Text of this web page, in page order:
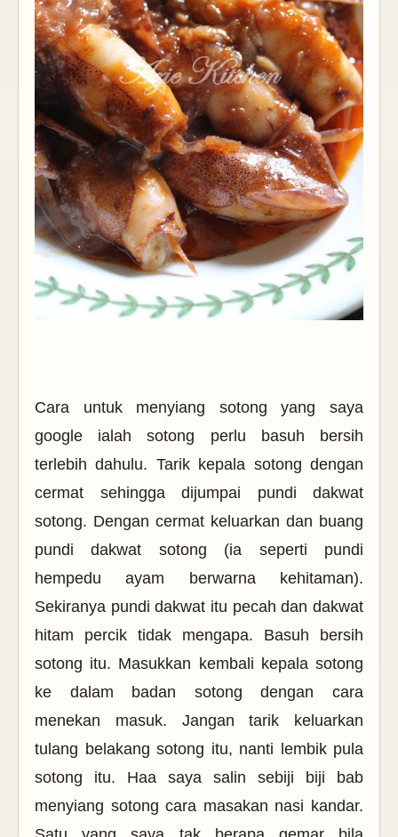
Cara untuk menyiang sotong yang saya
google ialah sotong perlu basuh bersih
terlebih dahulu. Tarik kepala sotong dengan
cermat sehingga dijumpai pundi dakwat
sotong. Dengan cermat keluarkan dan buang
pundi dakwat sotong (ia seperti pundi
hempedu ayam berwarna kehitaman).
Sekiranya pundi dakwat itu pecah dan dakwat
hitam percik tidak mengapa. Basuh bersih
sotong itu. Masukkan kembali kepala sotong
ke dalam badan sotong dengan cara
menekan masuk. Jangan tarik keluarkan
tulang belakang sotong itu, nanti lembik pula
sotong itu. Haa saya salin sebiji biji bab
menyiang sotong cara masakan nasi kandar.